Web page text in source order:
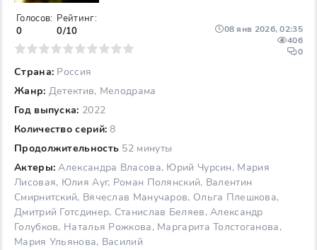
Страна: Россия
Жанр: Детектив, Мелодрама
Год выпуска: 2022
Количество серий: 8
Продолжительность 52 минуты
Актеры: Александра Власова, Юрий Чурсин, Мария
Лисовая, Юлия Ауг, Роман Полянский, Валентин
Смирнитский, Вячеслав Манучаров, Ольга Плешкова,
Дмитрий Готсдинер, Станислав Беляев, Александр
Голубков, Наталья Рожкова, Маргарита Толстоганова,
Мария Ульянова, Василий
08 янв 2026, 02:35
406
0
Голосов:
0
Рейтинг:
0/10
7 8 9 10